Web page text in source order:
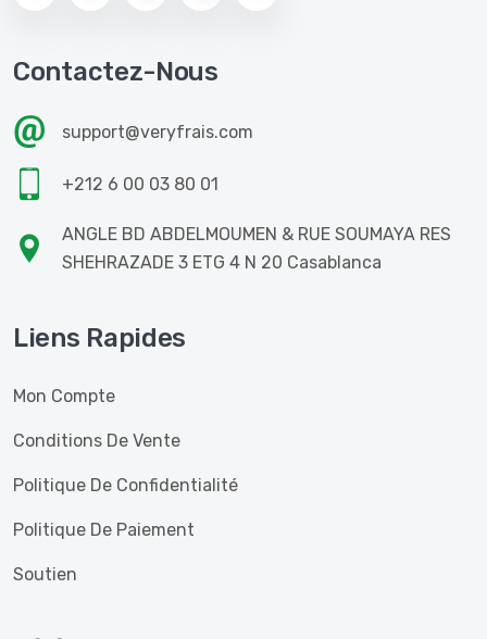
Légumes Séchés
BEURRE
CRÈME
FROMAGE
BURRATA
Jambons, Hot-Dog
Dinde
Poulet
Contactez-Nous
support@veryfrais.com
+212 6 00 03 80 01
ANGLE BD ABDELMOUMEN & RUE SOUMAYA RES
SHEHRAZADE 3 ETG 4 N 20 Casablanca
Liens Rapides
Mon Compte
Conditions De Vente
Politique De Confidentialité
Politique De Paiement
Soutien